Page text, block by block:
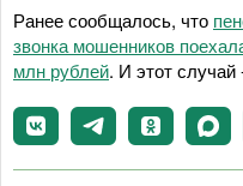
Ранее сообщалось, что
звонка мошенников
млн рублей. И этот